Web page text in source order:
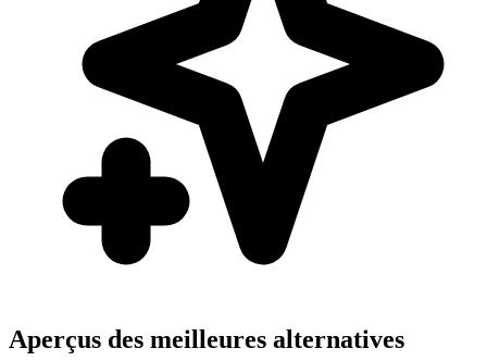
Aperçus des meilleures alternatives